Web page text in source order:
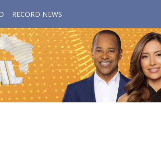
RECORD NEWS